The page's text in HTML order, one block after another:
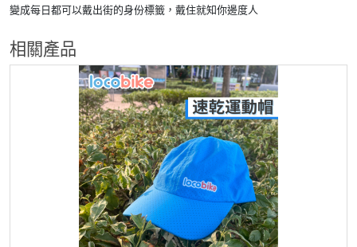
變成每日都可以戴出街的身份標籤，戴住就知你邊度人
相關產品